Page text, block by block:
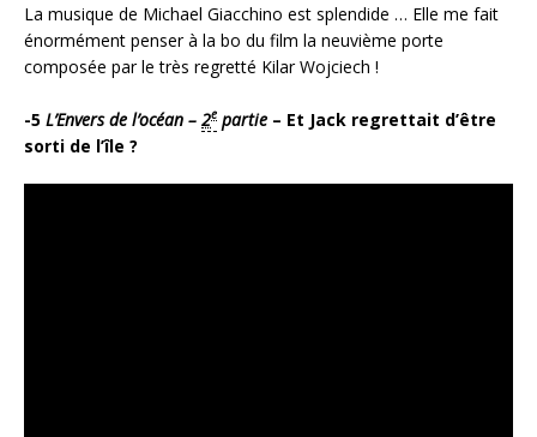
La musique de Michael Giacchino est splendide … Elle me fait
énormément penser à la bo du film la neuvième porte
composée par le très regretté Kilar Wojciech !
-5 L’Envers de l’océan – 2e partie – Et Jack regrettait d’être
sorti de l’île ?